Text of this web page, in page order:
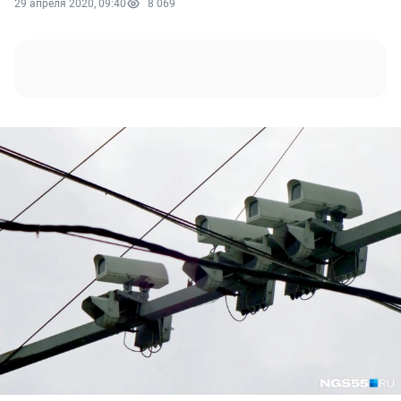
29 апреля 2020, 09:40 8 069